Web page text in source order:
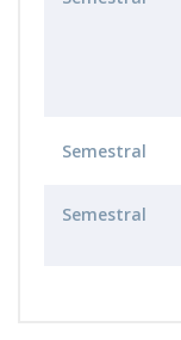
Semestral
Semestral